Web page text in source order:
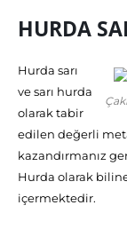
HURDA
Hurda sarı
ve sarı hurda
olarak tabir
edilen değerli
kazandırmanız
Hurda olarak
içermektedir.